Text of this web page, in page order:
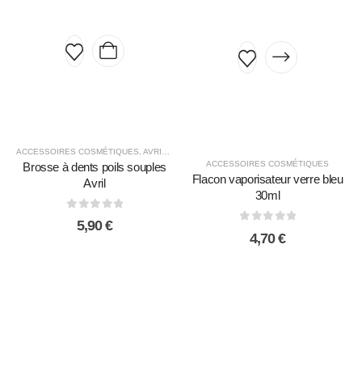
ACCESSOIRES COSMÉTIQUES AVRIL
Brosse à dents poils souples
Avril
5,90€
ACCESSOIRES COSMÉTIQUES
Flacon vaporisateur verre bleu
30ml
4,70€